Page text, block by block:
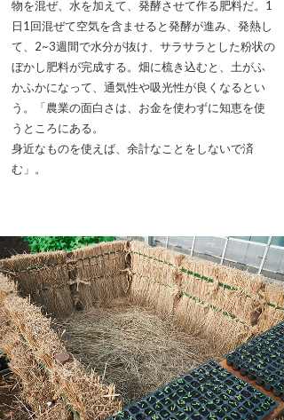
物を混ぜ、水を加えて、発酵させて作る肥料だ。1
日1回混ぜて空気を含ませると発酵が進み、発熱し
て、2~3週間で水分が抜け、サラサラとした粉状の
ぼかし肥料が完成する。畑に梳き込むと、土がふ
かふかになって、通気性や吸光性が良くなるとい
う。「農業の面白さは、お金を使わずに知恵を使
うところにある。
身近なものを使えば、余計なことをしないで済
む」。